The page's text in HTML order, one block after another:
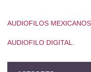
AUDIOFILOS
AUDIOFILO DIGITAL.